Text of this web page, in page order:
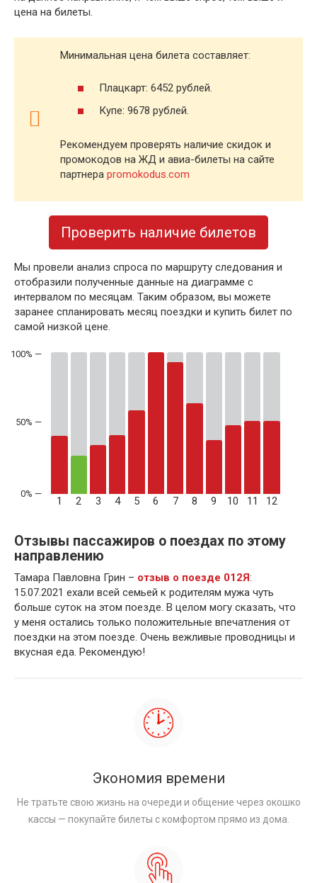
цена на билеты.
Минимальная цена билета составляет:
Плацкарт: 6452 рублей.
Купе: 9678 рублей.
Рекомендуем проверять наличие скидок и
промокодов на ЖД и авиа-билеты на сайте
партнера promokodus.com
Проверить наличие билетов
Мы провели анализ спроса по маршруту следования и
отобразили полученные данные на диаграмме с
интервалом по месяцам. Таким образом, вы можете
заранее спланировать месяц поездки и купить билет по
самой низкой цене.
50% —
1 2 3 4 5 6 7 8 9 10 11 12
Отзывы пассажиров о поездах по этому
направлению
Тамара Павловна Грин – отзыв о поезде 012Я:
15.07.2021 ехали всей семьей к родителям мужа чуть
больше суток на этом поезде. В целом могу сказать, что
у меня остались только положительные впечатления от
поездки на этом поезде. Очень вежливые проводницы и
вкусная еда. Рекомендую!
Экономия времени
Не тратьте свою жизнь на очереди и общение через окошко
кассы — покупайте билеты с комфортом прямо из дома.